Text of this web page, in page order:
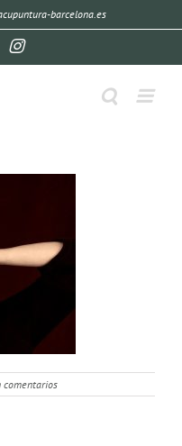
barcelona.es
comentarios